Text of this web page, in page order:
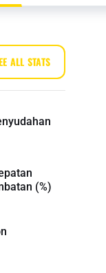
ALL STATS
(%)